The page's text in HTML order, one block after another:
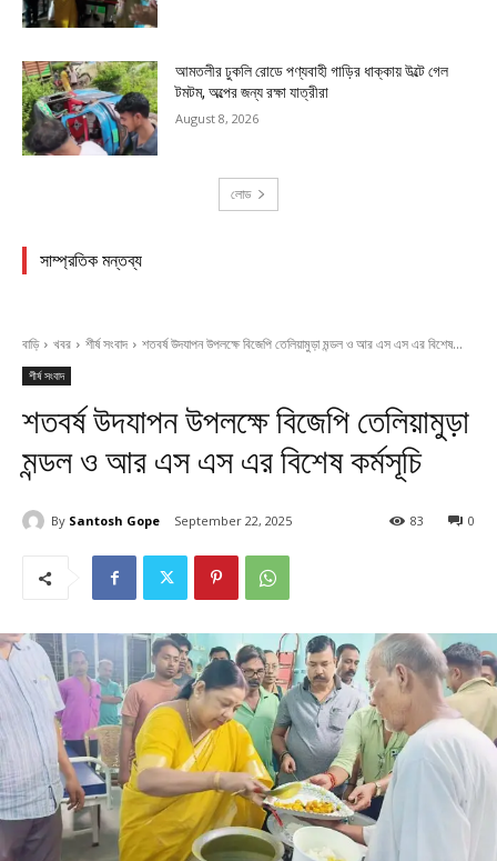
আমতলীর ঢুকলি রোডে পণ্যবাহী গাড়ির ধাক্কায় উল্টে গেল
টমটম, অল্পের জন্য রক্ষা যাত্রীরা
August 8, 2026
লোড
সাম্প্রতিক মন্তব্য